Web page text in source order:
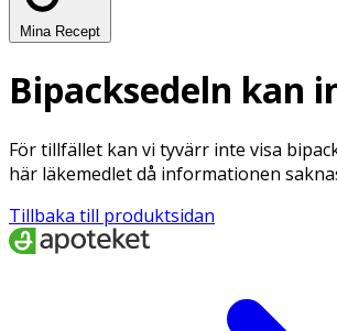
Mina Recept
Bipacksedeln kan
För tillfället kan vi tyvärr inte visa
här läkemedlet då informationen
Tillbaka till produktsidan